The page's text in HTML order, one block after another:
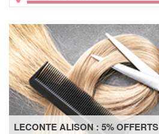
LECONTE ALISON : 5% OFFERTS